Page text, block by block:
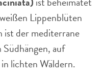
Lippenblüten
der mediterrane
auf
lichten Wäldern.